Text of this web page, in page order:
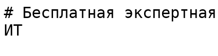
# Бесплатная
ИТ